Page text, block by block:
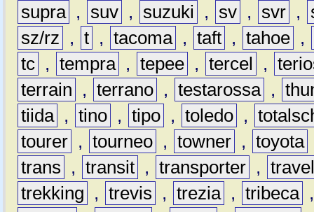
supra , suv , suzuki , sv , svr ,
sz/rz
, t , tacoma , taft , tahoe ,
tc , tempra , tepee , tercel ,
terrain
, terrano , testarossa ,
tiida , tino , tipo , toledo ,
tourer , tourneo , towner , toyota
trans
, transit , transporter ,
trekking
, trevis , trezia , tribeca